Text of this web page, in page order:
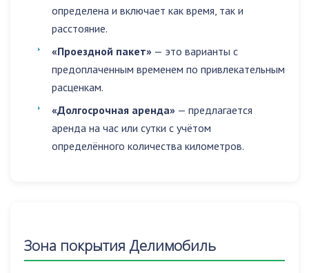
определена и включает как время, так и
расстояние.
«Проездной пакет» — это варианты с
предоплаченным временем по привлекательным
расценкам.
«Долгосрочная аренда» — предлагается
аренда на час или сутки с учётом
определённого количества километров.
Зона покрытия Делимобиль